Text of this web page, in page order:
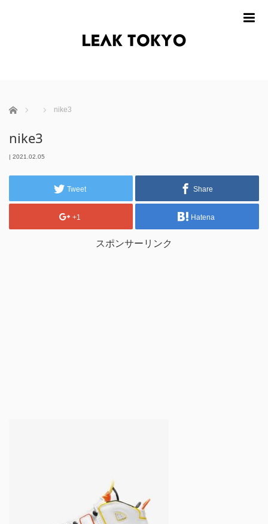
ホーム nike3
nike3
| 2021.02.05
Tweet Share
+1 Hatena
スポンサーリンク